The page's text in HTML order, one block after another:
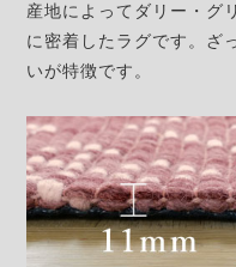
産地によってダリー・グ
に密着したラグです。ざ
いが特徴です。